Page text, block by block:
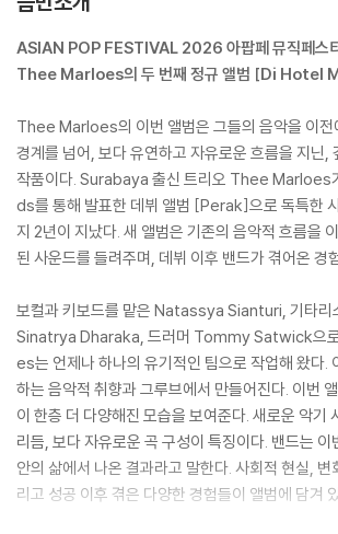
ASIAN POP FESTIVAL 2026 아팝페 뮤직페스
Thee Marloes의 두 번째 정규 앨범 [Di Hotel
Thee Marloes의 이번 앨범은 그들의 음악을 이전
경계를 넘어, 보다 유연하고 자유로운 흐름을 지닌,
작품이다. Surabaya 출신 트리오 Thee
ds를 통해 발표한 데뷔 앨범 [Perak]으로 독특한
지 2년이 지났다. 새 앨범은 기존의 음악적 흐름을
된 사운드를 들려주며, 데뷔 이후 밴드가 겪어온 경
보컬과 키보드를 맡은 Natassya Sianturi, 기타리
Sinatrya Dharaka, 드러머 Tommy Satwick으
es는 언제나 하나의 유기적인 팀으로 작업해 왔다.
하는 음악적 취향과 그루브에서 만들어진다. 이번
이 한층 더 다양해진 모습을 보여준다. 새로운 악기
리듬, 보다 자유로운 곡 구성이 특징이다. 밴드는 이
안의 삶에서 나온 결과라고 말한다. 사회적 현실,
리고 성공 이후 겪은 다양한 경험들이 앨범에 담겨